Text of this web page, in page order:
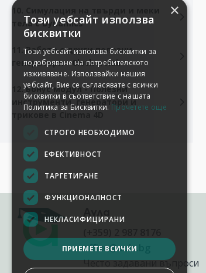
10. Симулация на твърди и меки
тела с Dynamics
11. Работа с други полезни
генератори - Cloth и Hair
12. Бонус модул - Полезни
инструменти, генератори и
office@aula.bg
Често задавани въпроси
×
Този уебсайт използва
бисквитки
Този уебсайт използва бисквитки за
подобряване на потребителското
изживяване. Използвайки нашия
уебсайт, Вие се съгласявате с всички
бисквитки в съответствие с нашата
Политика за Бисквитки. Прочетете още
СТРОГО НЕОБХОДИМО
ЕФЕКТИВНОСТ
ТАРГЕТИРАНЕ
ФУНКЦИОНАЛНОСТ
НЕКЛАСИФИЦИРАНИ
ПРИЕМЕТЕ ВСИЧКИ